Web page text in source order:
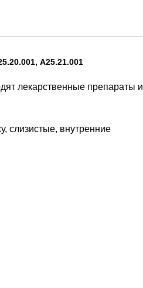
А25.21.001
лекарственные препараты и
слизистые, внутренние